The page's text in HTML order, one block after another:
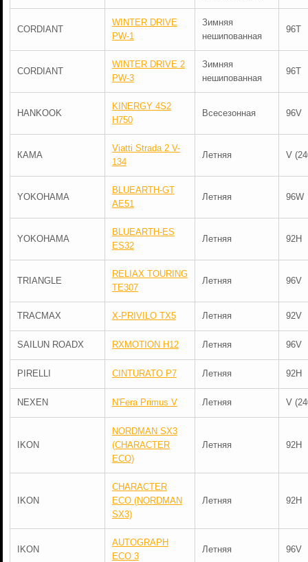
CORDIANT
WINTER DRIVE
PW-1
Зимняя
нешипованная
96T
CORDIANT
WINTER DRIVE 2
PW-3
Зимняя
нешипованная
96T
HANKOOK
KINERGY 4S2
H750
Всесезонная 96V
КАМА
Viatti Strada 2 V-
134
Летняя V
YOKOHAMA
BLUEARTH-GT
AE51
Летняя 96W
YOKOHAMA
BLUEARTH-ES
ES32
Летняя 92H
TRIANGLE
RELIAX TOURING
TE307
Летняя 96V
TRACMAX X-PRIVILO TX5 Летняя 92V
SAILUN ROADX RXMOTION H12 Летняя 96V
PIRELLI CINTURATO P7 Летняя 92H
NEXEN N'Fera Primus V Летняя V
IKON
NORDMAN SX3
(CHARACTER
ECO)
Летняя 92H
IKON
CHARACTER
ECO (NORDMAN
SX3)
Летняя 92H
IKON
AUTOGRAPH
ECO 3
Летняя 96V